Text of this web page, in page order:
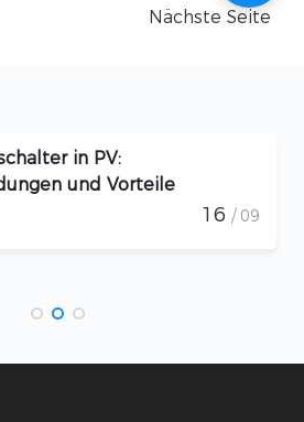
Nächste Seite
in PV:
und Vorteile
16 / 09